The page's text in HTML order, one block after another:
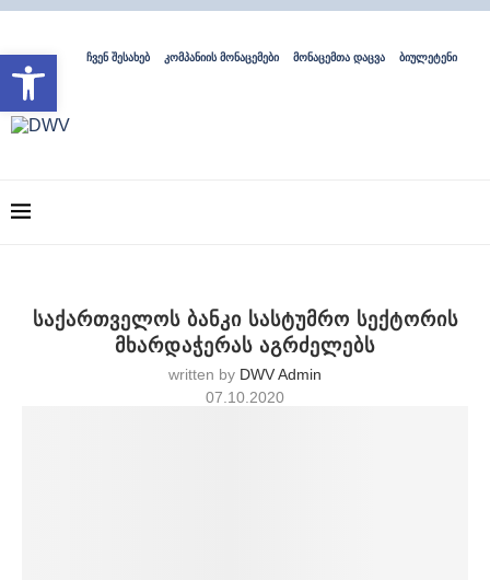
ჩვენ შესახებ კომპანიის მონაცემები მონაცემთა დაცვა ბიულეტენი
საქართველოს ბანკი სასტუმრო სექტორის
მხარდაჭერას აგრძელებს
written by DWV Admin
07.10.2020
Open toolbar